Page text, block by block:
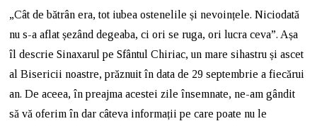
„Cât de bătrân era, tot iubea ostenelile și nevoințele. Niciodată
nu s-a aflat șezând degeaba, ci ori se ruga, ori lucra ceva”. Așa
îl descrie Sinaxarul pe Sfântul Chiriac, un mare sihastru și ascet
al Bisericii noastre, prăznuit în data de 29 septembrie a fiecărui
an. De aceea, în preajma acestei zile însemnate, ne-am gândit
să vă oferim în dar câteva informații pe care poate nu le